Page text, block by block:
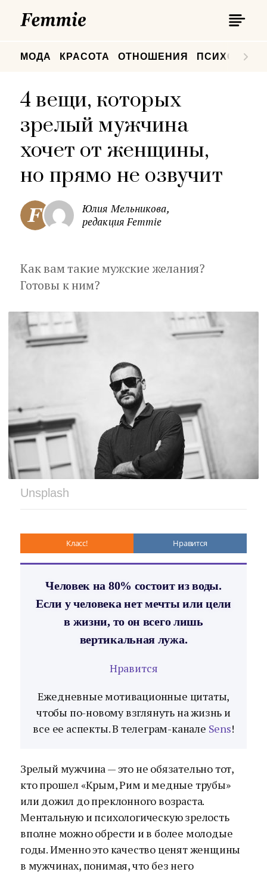
МОДА КРАСОТА ОТНОШЕНИЯ
4 вещи, которых
зрелый мужчина
хочет от женщины,
но прямо не озвучит
Юлия Мельникова,
редакция Femmie
Как вам такие мужские желания?
Готовы к ним?
Unsplash
Класс! Нравится
Человек на 80% состоит из воды.
Если у человека нет мечты или цели
в жизни, то он всего лишь
вертикальная лужа.
Нравится
Ежедневные мотивационные цитаты,
чтобы по-новому взглянуть на жизнь и
все ее аспекты. В телеграм-канале Sens!
Зрелый мужчина — это не обязательно тот,
кто прошел «Крым, Рим и медные трубы»
или дожил до преклонного возраста.
Ментальную и психологическую зрелость
вполне можно обрести и в более молодые
годы. Именно это качество ценят женщины
в мужчинах, понимая, что без него